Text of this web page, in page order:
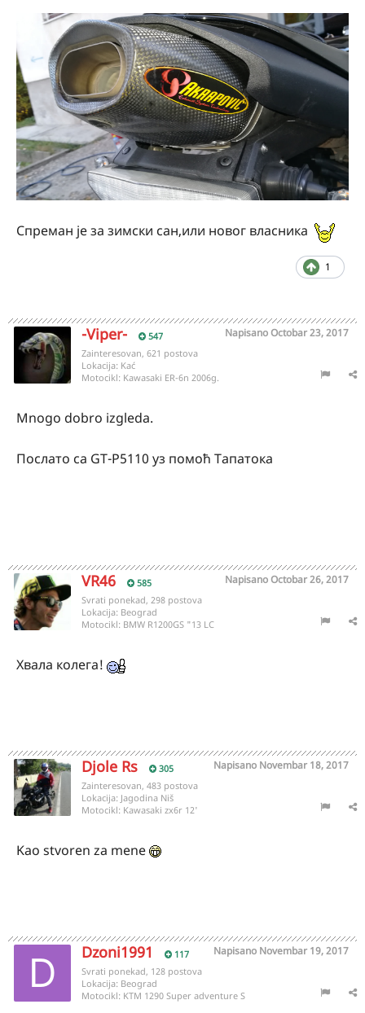
Спреман је за зимски сан,или новог власника
1
-Viper- 547 NapisanoOctobar 23, 2017
Zainteresovan, 621 postova
Lokacija: Kać
Motocikl: Kawasaki ER-6n 2006g.
Mnogo dobro izgleda.
Послато са GT-P5110 уз помоћ Тапатока
VR46 585 NapisanoOctobar 26, 2017
Svrati ponekad, 298 postova
Lokacija: Beograd
Motocikl: BMW R1200GS "13 LC
Хвала колега!
Djole Rs 305 Napisano Novembar 18, 2017
Zainteresovan, 483 postova
Lokacija: Jagodina Niš
Motocikl: Kawasaki zx6r 12'
Kao stvoren za mene
Dzoni1991 117 Napisano Novembar 19, 2017
Svrati ponekad, 128 postova
Lokacija: Beograd
Motocikl: KTM 1290 Super adventure S